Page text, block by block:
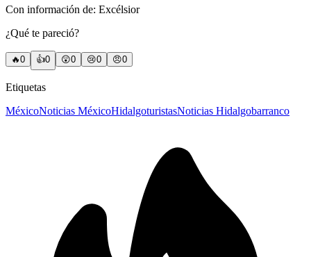
Con información de: Excélsior
¿Qué te pareció?
🔥0 👍0 😲0 😢0 😠0
Etiquetas
MéxicoNoticias MéxicoHidalgoturistasNoticias Hidalgobarranco